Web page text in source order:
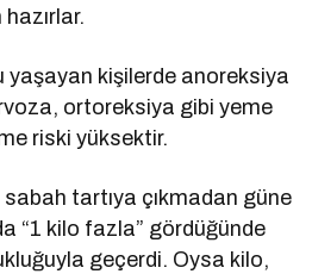
yaşayan kişilerde anoreksiya
ortoreksiya gibi yeme
riski yüksektir.
sabah tartıya çıkmadan güne
“1 kilo fazla” gördüğünde
geçerdi. Oysa kilo,